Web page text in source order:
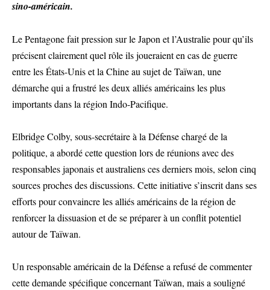
sino-américain.
Le Pentagone fait pression sur le Japon et l’Australie pour qu’ils
précisent clairement quel rôle ils joueraient en cas de guerre
entre les États-Unis et la Chine au sujet de Taïwan, une
démarche qui a frustré les deux alliés américains les plus
importants dans la région Indo-Pacifique.
Elbridge Colby, sous-secrétaire à la Défense chargé de la
politique, a abordé cette question lors de réunions avec des
responsables japonais et australiens ces derniers mois, selon cinq
sources proches des discussions. Cette initiative s’inscrit dans ses
efforts pour convaincre les alliés américains de la région de
renforcer la dissuasion et de se préparer à un conflit potentiel
autour de Taïwan.
Un responsable américain de la Défense a refusé de commenter
cette demande spécifique concernant Taïwan, mais a souligné